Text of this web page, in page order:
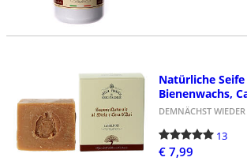
Natürliche
Bienenwachs,
DEMNÄCHST
13
€ 7,99